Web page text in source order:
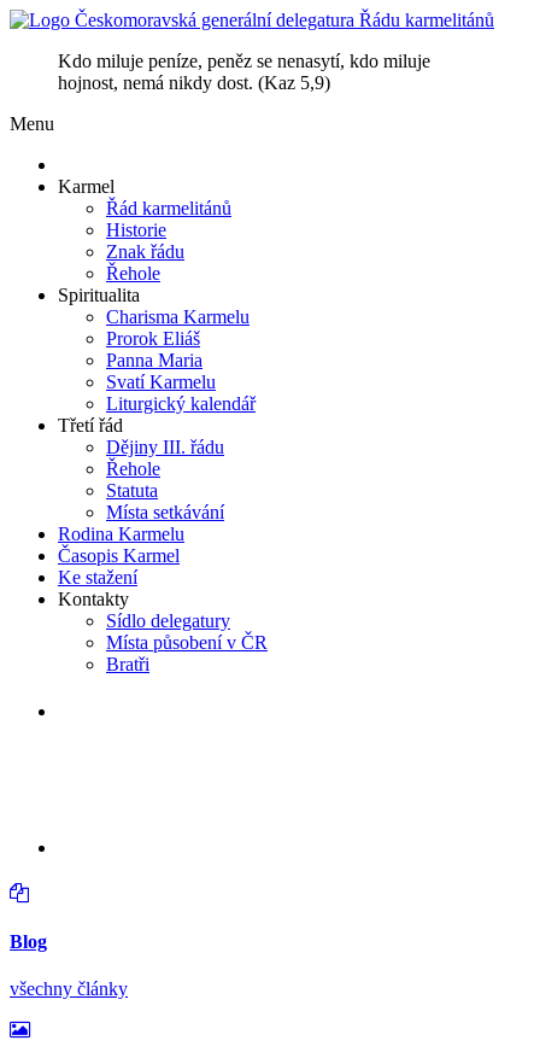
Kdo miluje peníze, peněz se nenasytí, kdo miluje
hojnost, nemá nikdy dost. (Kaz 5,9)
Menu
Karmel
Řád karmelitánů
Historie
Znak řádu
Řehole
Spiritualita
Charisma Karmelu
Prorok Eliáš
Panna Maria
Svatí Karmelu
Liturgický kalendář
Třetí řád
Dějiny III. řádu
Řehole
Statuta
Místa setkávání
Rodina Karmelu
Časopis Karmel
Ke stažení
Kontakty
Sídlo delegatury
Místa působení v ČR
Bratři
Blog
všechny články